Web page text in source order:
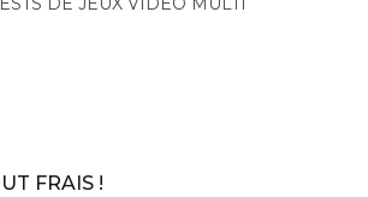
FRAIS !